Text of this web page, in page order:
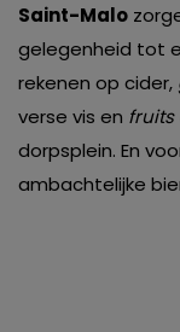
Saint-Malo
gelegenheid tot
rekenen op cider,
verse vis en fruits
dorpsplein. En
ambachtelijke